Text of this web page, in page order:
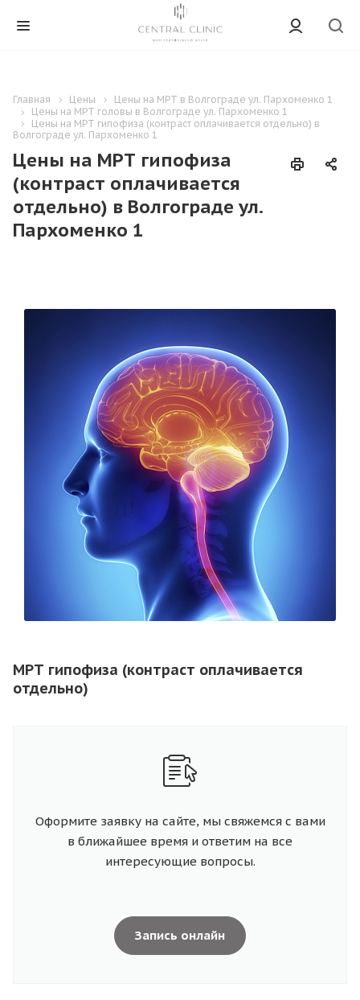
Главная Цены
Цены на МРТ в Волгограде ул. Пархоменко 1
Цены на МРТ головы в Волгограде ул. Пархоменко 1
Цены на МРТ гипофиза (контраст оплачивается отдельно) в
Волгограде ул. Пархоменко 1
Цены на МРТ гипофиза
(контраст оплачивается
отдельно) в Волгограде ул.
Пархоменко 1
МРТ гипофиза (контраст оплачивается
отдельно)
Оформите заявку на сайте, мы свяжемся с вами
в ближайшее время и ответим на все
интересующие вопросы.
Запись онлайн